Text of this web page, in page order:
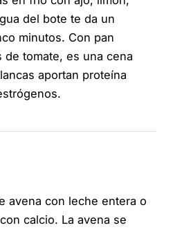
del bote te da un
minutos. Con pan
de tomate, es una cena
aportan proteína
avena con leche entera o
calcio. La avena se